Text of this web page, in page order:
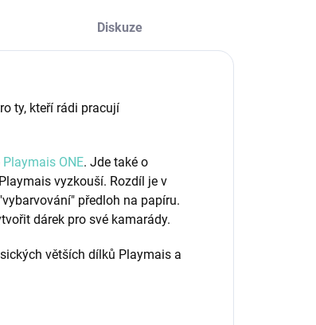
Diskuze
ty, kteří rádi pracují
Playmais ONE. Jde také o
vyzkouší. Rozdíl je v
předloh na papíru.
dárek pro své kamarády.
větších dílků Playmais a